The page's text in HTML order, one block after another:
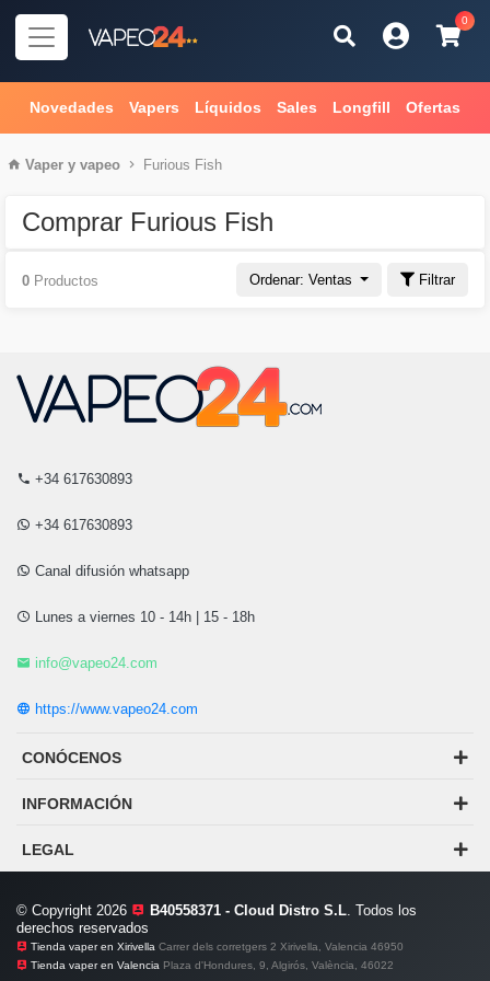
0
Novedades Vapers Líquidos Sales Longfill Ofertas
Vaper y vapeo Furious Fish
Comprar Furious Fish
Ordenar: Ventas Filtrar
0 Productos
+34 617630893
+34 617630893
Canal difusión whatsapp
Lunes a viernes 10 - 14h | 15 - 18h
info@vapeo24.com
https://www.vapeo24.com
CONÓCENOS
INFORMACIÓN
LEGAL
© Copyright 2026 B40558371 - Cloud Distro S.L. Todos los
derechos reservados
Tienda vaper en Xirivella Carrer dels corretgers 2 Xirivella, Valencia 46950
Tienda vaper en Valencia Plaza d'Hondures, 9, Algirós, València, 46022